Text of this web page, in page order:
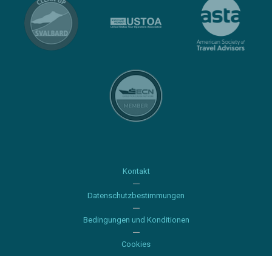
Kontakt
Datenschutzbestimmungen
Bedingungen und Konditionen
Cookies